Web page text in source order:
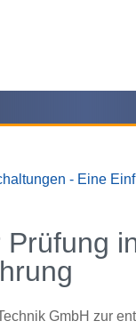
- Eine
GmbH zur